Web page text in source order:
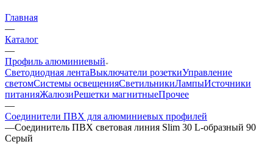
Главная
—
Каталог
—
Профиль алюминиевый
Светодиодная лентаВыключатели розеткиУправление
светомСистемы освещенияСветильникиЛампыИсточники
питанияЖалюзиРешетки магнитныеПрочее
—
Соединители ПВХ для алюминиевых профилей
—Соединитель ПВХ световая линия Slim 30 L-образный 90
Серый